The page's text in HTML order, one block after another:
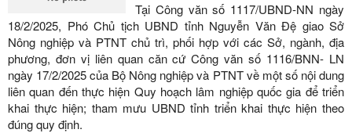
Tại Công văn số 1117/UBND-NN ngày
18/2/2025, Phó Chủ tịch UBND tỉnh Nguyễn Văn Đệ giao Sở
Nông nghiệp và PTNT chủ trì, phối hợp với các Sở, ngành, địa
phương, đơn vị liên quan căn cứ Công văn số 1116/BNN- LN
ngày 17/2/2025 của Bộ Nông nghiệp và PTNT về một số nội dung
liên quan đến thực hiện Quy hoạch lâm nghiệp quốc gia để triển
khai thực hiện; tham mưu UBND tỉnh triển khai thực hiện theo
đúng quy định.